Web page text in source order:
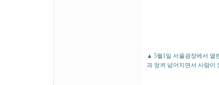
▲ 5월1일 서울광장에서 열
과 엉켜 넘어지면서 사람이